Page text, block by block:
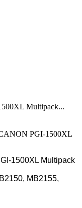
Multipack...
PGI-1500XL
1500XL Multipack
MB2155,